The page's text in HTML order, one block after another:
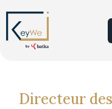
Directeur